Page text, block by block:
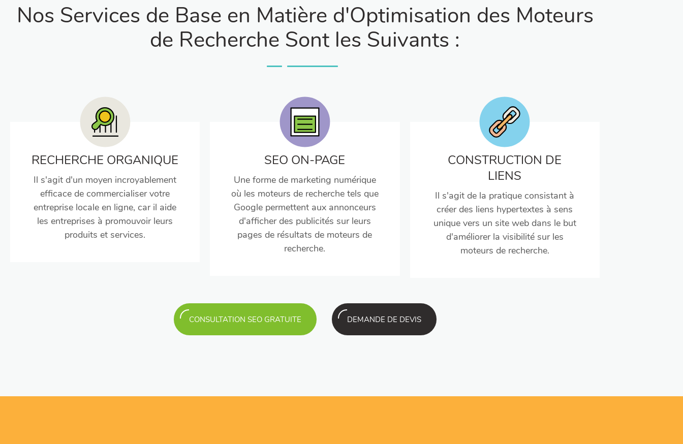
Nos Services de Base en Matière d'Optimisation des Moteurs
de Recherche Sont les Suivants :
RECHERCHE ORGANIQUE
Il s'agit d'un moyen incroyablement
efficace de commercialiser votre
entreprise locale en ligne, car il aide
les entreprises à promouvoir leurs
produits et services.
SEO ON-PAGE
Une forme de marketing numérique
où les moteurs de recherche tels que
Google permettent aux annonceurs
d'afficher des publicités sur leurs
pages de résultats de moteurs de
recherche.
CONSTRUCTION DE
LIENS
Il s'agit de la pratique consistant à
créer des liens hypertextes à sens
unique vers un site web dans le but
d'améliorer la visibilité sur les
moteurs de recherche.
CONSULTATION SEO GRATUITE DEMANDE DE DEVIS